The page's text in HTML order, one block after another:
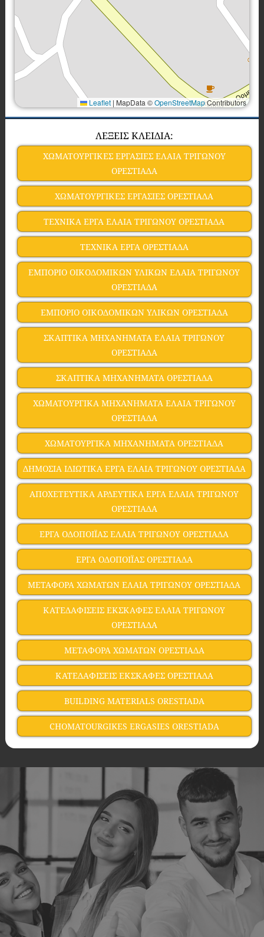
Leaflet | MapData ©OpenStreetMapContributors
ΛΕΞΕΙΣ ΚΛΕΙΔΙΑ:
ΧΩΜΑΤΟΥΡΓΙΚΕΣ ΕΡΓΑΣΙΕΣ EΛΑΙΑ ΤΡΙΓΩΝΟΥ
ΟΡΕΣΤΙΑΔΑ
ΧΩΜΑΤΟΥΡΓΙΚΕΣ ΕΡΓΑΣΙΕΣ ΟΡΕΣΤΙΑΔΑ
ΤΕΧΝΙΚΑ ΕΡΓΑ EΛΑΙΑ ΤΡΙΓΩΝΟΥ ΟΡΕΣΤΙΑΔΑ
ΤΕΧΝΙΚΑ ΕΡΓΑ ΟΡΕΣΤΙΑΔΑ
ΕΜΠΟΡΙΟ ΟΙΚΟΔΟΜΙΚΩΝ ΥΛΙΚΩΝ EΛΑΙΑ ΤΡΙΓΩΝΟΥ
ΟΡΕΣΤΙΑΔΑ
ΕΜΠΟΡΙΟ ΟΙΚΟΔΟΜΙΚΩΝ ΥΛΙΚΩΝ ΟΡΕΣΤΙΑΔΑ
ΣΚΑΠΤΙΚΑ ΜΗΧΑΝΗΜΑΤΑ EΛΑΙΑ ΤΡΙΓΩΝΟΥ
ΟΡΕΣΤΙΑΔΑ
ΣΚΑΠΤΙΚΑ ΜΗΧΑΝΗΜΑΤΑ ΟΡΕΣΤΙΑΔΑ
ΧΩΜΑΤΟΥΡΓΙΚΑ ΜΗΧΑΝΗΜΑΤΑ EΛΑΙΑ ΤΡΙΓΩΝΟΥ
ΟΡΕΣΤΙΑΔΑ
ΧΩΜΑΤΟΥΡΓΙΚΑ ΜΗΧΑΝΗΜΑΤΑ ΟΡΕΣΤΙΑΔΑ
ΔΗΜΟΣΙΑ ΙΔΙΩΤΙΚΑ ΕΡΓΑ EΛΑΙΑ ΤΡΙΓΩΝΟΥ ΟΡΕΣΤΙΑΔΑ
ΑΠΟΧΕΤΕΥΤΙΚΑ ΑΡΔΕΥΤΙΚΑ ΕΡΓΑ EΛΑΙΑ ΤΡΙΓΩΝΟΥ
ΟΡΕΣΤΙΑΔΑ
ΕΡΓΑ ΟΔΟΠΟΙΪΑΣ EΛΑΙΑ ΤΡΙΓΩΝΟΥ ΟΡΕΣΤΙΑΔΑ
ΕΡΓΑ ΟΔΟΠΟΙΪΑΣ ΟΡΕΣΤΙΑΔΑ
ΜΕΤΑΦΟΡΑ ΧΩΜΑΤΩΝ EΛΑΙΑ ΤΡΙΓΩΝΟΥ ΟΡΕΣΤΙΑΔΑ
ΚΑΤΕΔΑΦΙΣΕΙΣ ΕΚΣΚΑΦΕΣ EΛΑΙΑ ΤΡΙΓΩΝΟΥ
ΟΡΕΣΤΙΑΔΑ
ΜΕΤΑΦΟΡΑ ΧΩΜΑΤΩΝ ΟΡΕΣΤΙΑΔΑ
ΚΑΤΕΔΑΦΙΣΕΙΣ ΕΚΣΚΑΦΕΣ ΟΡΕΣΤΙΑΔΑ
BUILDING MATERIALS ORESTIADA
CHOMATOURGIKES ERGASIES ORESTIADA